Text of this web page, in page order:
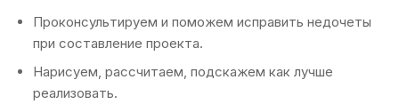
Проконсультируем и поможем исправить недочеты
при составление проекта.
Нарисуем, рассчитаем, подскажем как лучше
реализовать.